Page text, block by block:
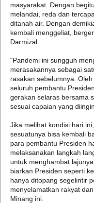
masyarakat. Dengan
melandai, reda dan
ditanah air. Dengan
kembali menggeliat,
Darmizal.
"Pandemi ini sungguh
merasakannya sebagai
rasakan sebelumnya.
seluruh pembantu
gerakan selaras bersama
sesuai capaian yang
Jika melihat kondisi hari
sesuatunya bisa kembali
para pembantu Presiden
melaksanakan langkah
untuk menghambat
biarkan Presiden seperti
hanya ditopang segelintir
menyelamatkan rakyat
Minang ini.